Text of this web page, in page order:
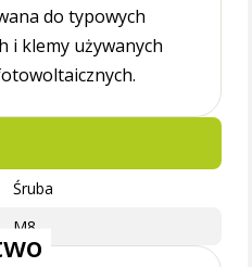
do typowych
i klemy używanych
Śruba
M8